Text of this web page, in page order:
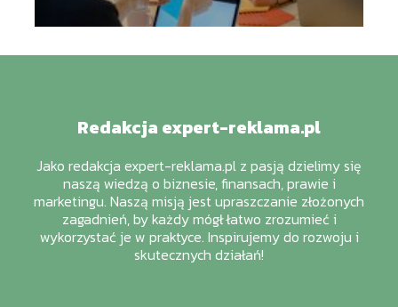
Redakcja expert-reklama.pl
Jako redakcja expert-reklama.pl z pasją dzielimy się
naszą wiedzą o biznesie, finansach, prawie i
marketingu. Naszą misją jest upraszczanie złożonych
zagadnień, by każdy mógł łatwo zrozumieć i
wykorzystać je w praktyce. Inspirujemy do rozwoju i
skutecznych działań!